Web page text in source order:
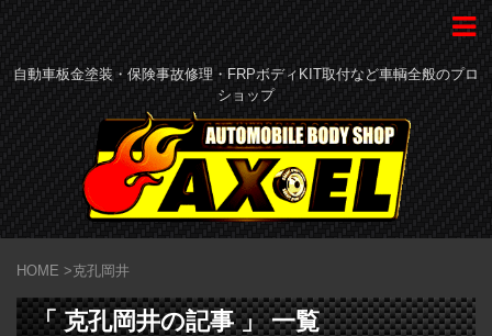
自動車板金塗装・保険事故修理・FRPボディKIT取付など車輌全般のプロ
ショップ
HOME >克孔岡井
「 克孔岡井の記事 」 一覧